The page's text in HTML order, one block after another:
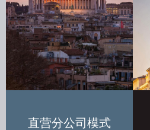
直营分公司模式